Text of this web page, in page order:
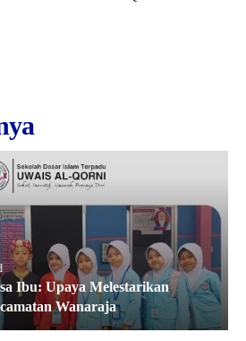
Ibu: Upaya Melestarikan
Wanaraja